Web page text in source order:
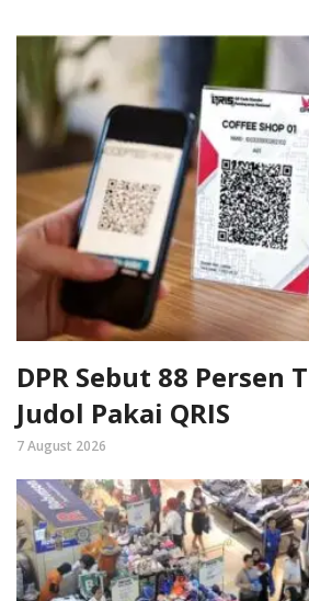
DPR Sebut 88 Persen
Judol Pakai QRIS
7 August 2026